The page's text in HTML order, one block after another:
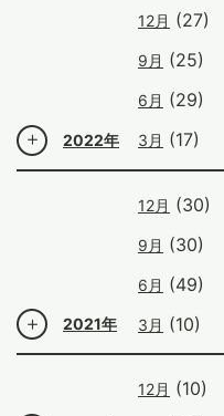
2022年
12月 (27)
9月 (25)
6月 (29)
3月 (17)
2021年
12月 (30)
9月 (30)
6月 (49)
3月 (10)
12月 (10)